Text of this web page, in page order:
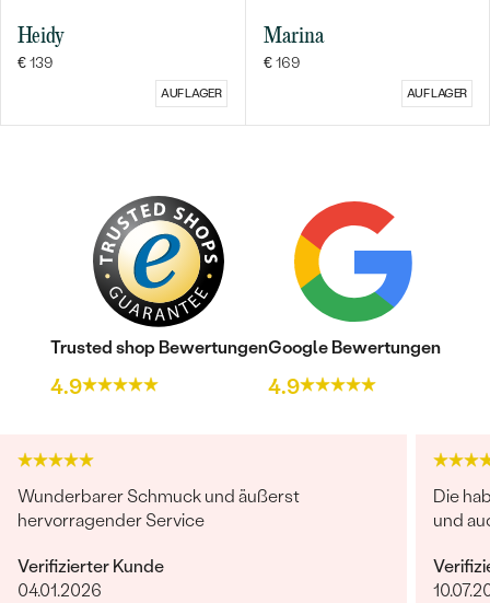
Heidy
€ 139
AUF LAGER
Marina
€ 169
AUF LAGER
Trusted shop Bewertungen
4.9
Google Bewertungen
4.9
Wunderbarer Schmuck und äußerst
hervorragender Service
Verifizierter Kunde
04.01.2026
Die
und